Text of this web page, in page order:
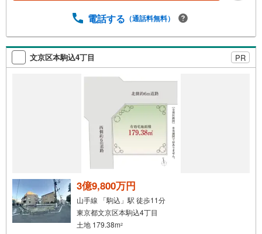
したガイドブックをご希望者様に【無料プレゼント】
電話する （通話料無料）
文京区本駒込4丁目 PR
3億9,800万円
山手線 「駒込」駅 徒歩11分
東京都文京区本駒込4丁目
土地 179.38m2